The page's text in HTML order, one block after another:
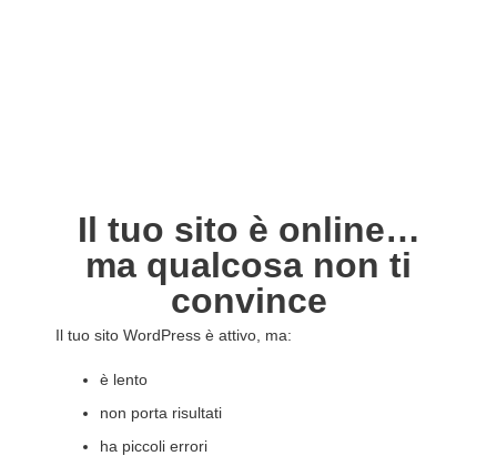
Il tuo sito è online…
ma qualcosa non ti
convince
Il tuo sito WordPress è attivo, ma:
è lento
non porta risultati
ha piccoli errori